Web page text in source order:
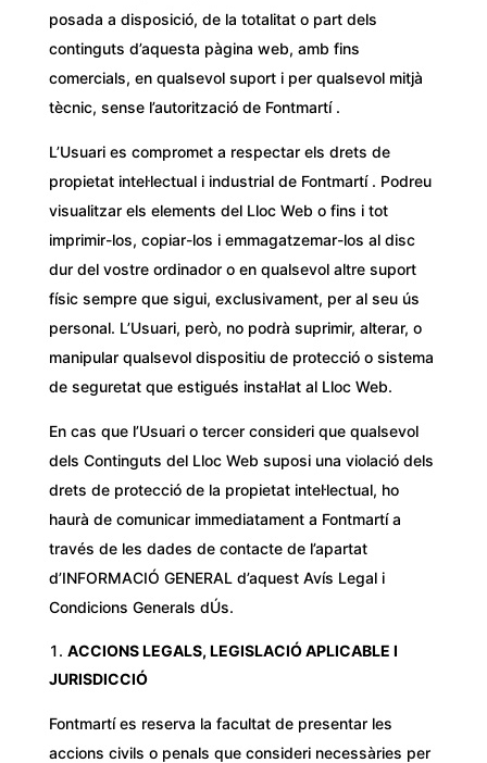
posada a disposició, de la totalitat o part dels
continguts d’aquesta pàgina web, amb fins
comercials, en qualsevol suport i per qualsevol mitjà
tècnic, sense l’autorització de Fontmartí .
L’Usuari es compromet a respectar els drets de
propietat intel·lectual i industrial de Fontmartí . Podreu
visualitzar els elements del Lloc Web o fins i tot
imprimir-los, copiar-los i emmagatzemar-los al disc
dur del vostre ordinador o en qualsevol altre suport
físic sempre que sigui, exclusivament, per al seu ús
personal. L’Usuari, però, no podrà suprimir, alterar, o
manipular qualsevol dispositiu de protecció o sistema
de seguretat que estigués instal·lat al Lloc Web.
En cas que l’Usuari o tercer consideri que qualsevol
dels Continguts del Lloc Web suposi una violació dels
drets de protecció de la propietat intel·lectual, ho
haurà de comunicar immediatament a Fontmartí a
través de les dades de contacte de l’apartat
d’INFORMACIÓ GENERAL d’aquest Avís Legal i
Condicions Generals dÚs.
ACCIONS LEGALS, LEGISLACIÓ APLICABLE I
JURISDICCIÓ
Fontmartí es reserva la facultat de presentar les
accions civils o penals que consideri necessàries per